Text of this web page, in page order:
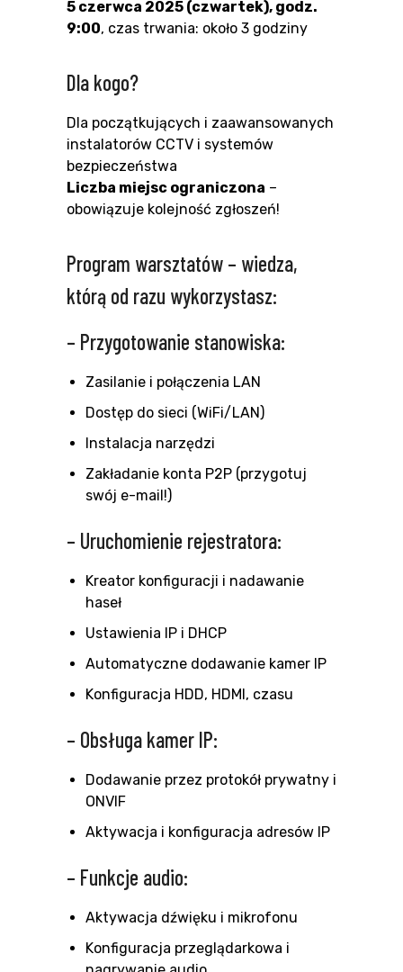
5 czerwca 2025 (czwartek), godz.
9:00, czas trwania: około 3 godziny
Dla kogo?
Dla początkujących i zaawansowanych
instalatorów CCTV i systemów
bezpieczeństwa
Liczba miejsc ograniczona –
obowiązuje kolejność zgłoszeń!
Program warsztatów – wiedza,
którą od razu wykorzystasz:
– Przygotowanie stanowiska:
Zasilanie i połączenia LAN
Dostęp do sieci (WiFi/LAN)
Instalacja narzędzi
Zakładanie konta P2P (przygotuj
swój e-mail!)
– Uruchomienie rejestratora:
Kreator konfiguracji i nadawanie
haseł
Ustawienia IP i DHCP
Automatyczne dodawanie kamer IP
Konfiguracja HDD, HDMI, czasu
– Obsługa kamer IP:
Dodawanie przez protokół prywatny i
ONVIF
Aktywacja i konfiguracja adresów IP
– Funkcje audio:
Aktywacja dźwięku i mikrofonu
Konfiguracja przeglądarkowa i